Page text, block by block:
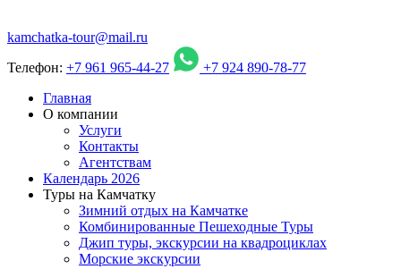
kamchatka-tour@mail.ru
Телефон: +7 961 965-44-27
+7 924 890-78-77
Главная
О компании
Услуги
Контакты
Агентствам
Календарь 2026
Туры на Камчатку
Зимний отдых на Камчатке
Комбинированные Пешеходные Туры
Джип туры, экскурсии на квадроциклах
Морские экскурсии